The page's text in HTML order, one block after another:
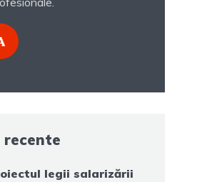
legii salarizării